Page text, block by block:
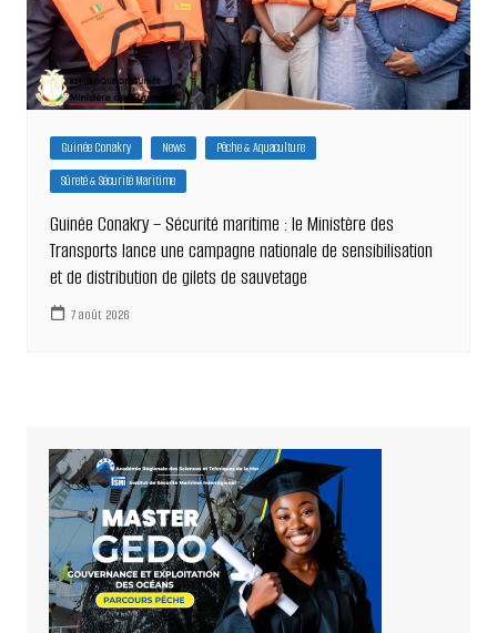
Guinée Conakry News
Pêche & Aquaculture
Sûreté & Sécurité Maritime
Guinée Conakry – Sécurité maritime : le Ministère des
Transports lance une campagne nationale de sensibilisation
et de distribution de gilets de sauvetage
7 août 2026